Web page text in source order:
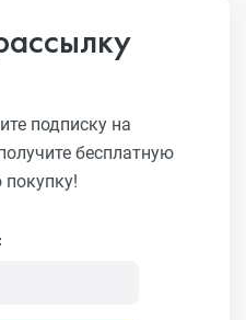
подписку на
бесплатную